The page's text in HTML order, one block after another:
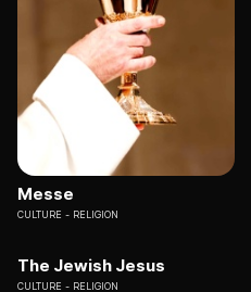
Messe
CULTURE RELIGION
The Jewish Jesus
CULTURE RELIGION